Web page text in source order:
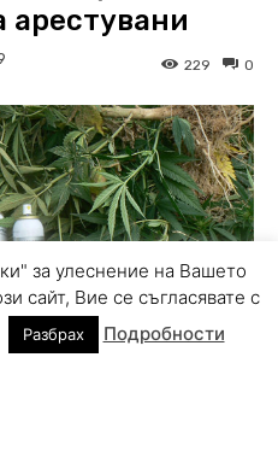
за улеснение на Вашето